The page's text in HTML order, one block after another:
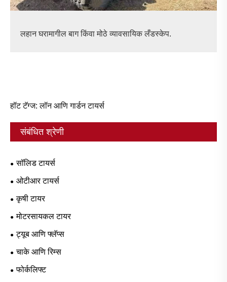
लहान घरामागील बाग किंवा मोठे व्यावसायिक लँडस्केप.
हॉट टॅग्ज: लॉन आणि गार्डन टायर्स
संबंधित श्रेणी
सॉलिड टायर्स
ओटीआर टायर्स
कृषी टायर
मोटरसायकल टायर
ट्यूब आणि फ्लॅप्स
चाके आणि रिम्स
फोर्कलिफ्ट